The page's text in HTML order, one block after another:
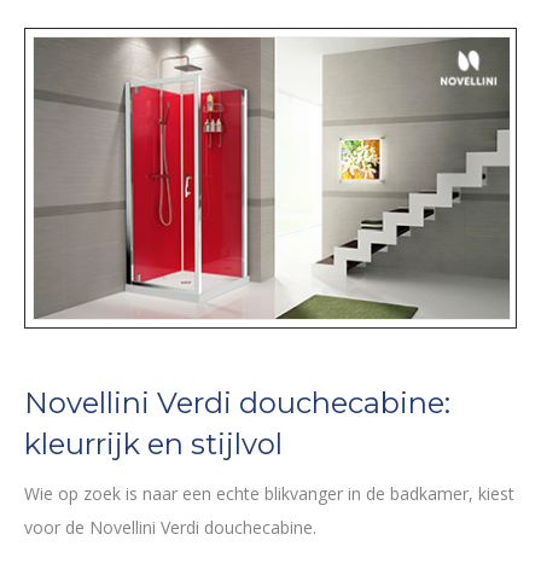
Novellini Verdi douchecabine:
kleurrijk en stijlvol
Wie op zoek is naar een echte blikvanger in de badkamer, kiest
voor de Novellini Verdi douchecabine.